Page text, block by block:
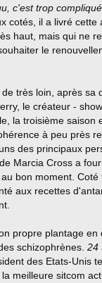
c'est trop
cotés, il a livré cette
haut, mais qui ne
le
de très loin, après sa
le créateur -
la troisième
à peu près
des principaux
Marcia Cross a
bon moment.
aux recettes
propre plantage
schizophrènes. 24
des Etats-Unis
meilleure sitcom